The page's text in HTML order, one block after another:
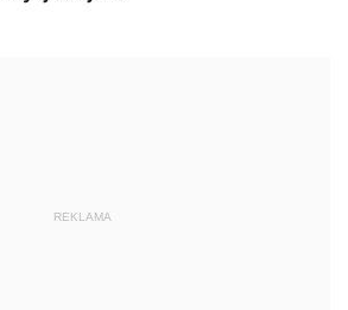
REKLAMA